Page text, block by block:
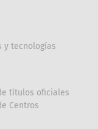
y tecnologías
títulos oficiales
Centros